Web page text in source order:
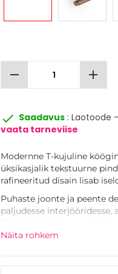
remove add
done Saadavus : Laotoode
vaata tarneviise
Modernne T-kujuline
üksikasjalik tekstuurne
rafineeritud disain lisab
Puhaste joonte ja peente
paljudesse
kombineerige seda
Näita rohkem